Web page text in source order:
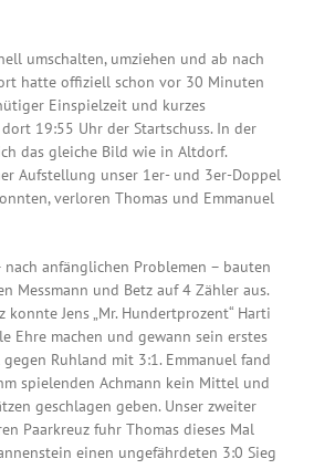
umschalten, umziehen und ab nach
hatte offiziell schon vor 30 Minuten
Einspielzeit und kurzes
19:55 Uhr der Startschuss. In der
das gleiche Bild wie in Altdorf.
Aufstellung unser 1er- und 3er-Doppel
verloren Thomas und Emmanuel
anfänglichen Problemen – bauten
Messmann und Betz auf 4 Zähler aus.
Jens „Mr. Hundertprozent“ Harti
Ehre machen und gewann sein erstes
Ruhland mit 3:1. Emmanuel fand
spielenden Achmann kein Mittel und
geschlagen geben. Unser zweiter
Paarkreuz fuhr Thomas dieses Mal
einen ungefährdeten 3:0 Sieg